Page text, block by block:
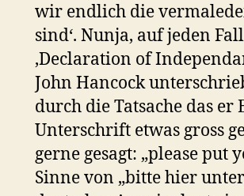
wir endlich die
sind‘. Nunja, auf jeden
‚Declaration of
John Hancock
durch die Tatsache das er
Unterschrift etwas gross
gerne gesagt: „please put
Sinne von „bitte hier